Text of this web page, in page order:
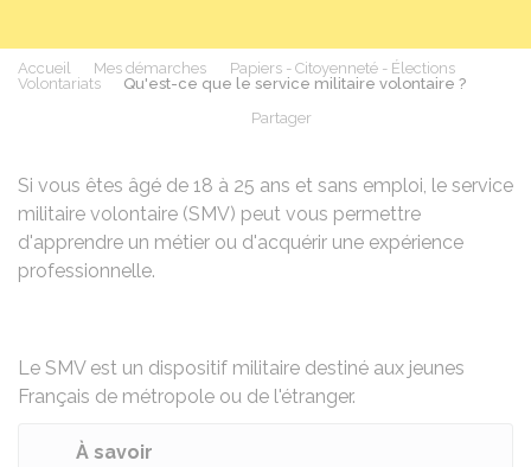
Accueil Mes démarches
Papiers - Citoyenneté - Élections
Volontariats
Qu'est-ce que le service militaire volontaire ?
Partager
Si vous êtes âgé de 18 à 25 ans et sans emploi, le service
militaire volontaire (SMV) peut vous permettre
d'apprendre un métier ou d'acquérir une expérience
professionnelle.
Le SMV est un dispositif militaire destiné aux jeunes
Français de métropole ou de l'étranger.
À savoir